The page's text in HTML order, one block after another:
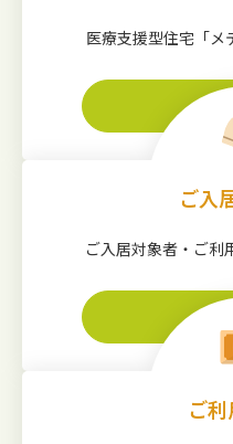
医療支援型住宅「メ
ご入
ご入居対象者・ご利
ご